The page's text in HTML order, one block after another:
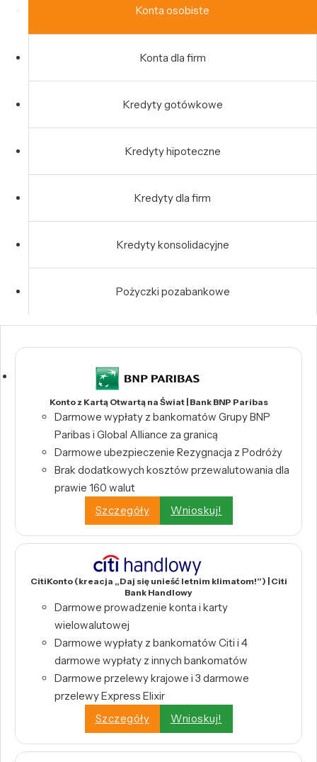
Konta osobiste
Konta dla firm
Kredyty gotówkowe
Kredyty hipoteczne
Kredyty dla firm
Kredyty konsolidacyjne
Pożyczki pozabankowe
Konto z Kartą Otwartą na Świat | Bank BNP Paribas
Darmowe wypłaty z bankomatów Grupy BNP
Paribas i Global Alliance za granicą
Darmowe ubezpieczenie Rezygnacja z Podróży
Brak dodatkowych kosztów przewalutowania dla
prawie 160 walut
Szczegóły
Wnioskuj!
CitiKonto (kreacja „Daj się unieść letnim klimatom!”) | Citi
Bank Handlowy
Darmowe prowadzenie konta i karty
wielowalutowej
Darmowe wypłaty z bankomatów Citi i 4
darmowe wypłaty z innych bankomatów
Darmowe przelewy krajowe i 3 darmowe
przelewy Express Elixir
Szczegóły
Wnioskuj!